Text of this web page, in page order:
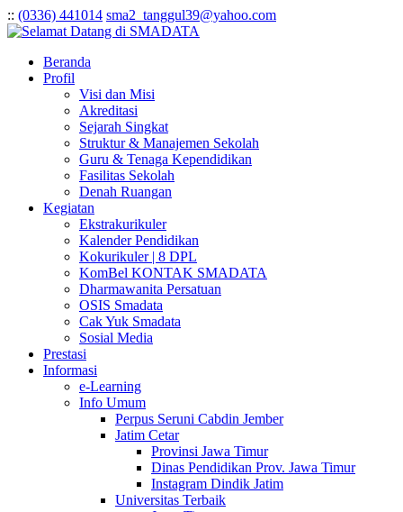
:: (0336) 441014 sma2_tanggul39@yahoo.com
Beranda
Profil
Visi dan Misi
Akreditasi
Sejarah Singkat
Struktur & Manajemen Sekolah
Guru & Tenaga Kependidikan
Fasilitas Sekolah
Denah Ruangan
Kegiatan
Ekstrakurikuler
Kalender Pendidikan
Kokurikuler | 8 DPL
KomBel KONTAK SMADATA
Dharmawanita Persatuan
OSIS Smadata
Cak Yuk Smadata
Sosial Media
Prestasi
Informasi
e-Learning
Info Umum
Perpus Seruni Cabdin Jember
Jatim Cetar
Provinsi Jawa Timur
Dinas Pendidikan Prov. Jawa Timur
Instagram Dindik Jatim
Universitas Terbaik